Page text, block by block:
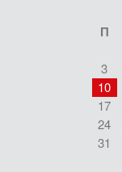
П
3
10
17
24
31